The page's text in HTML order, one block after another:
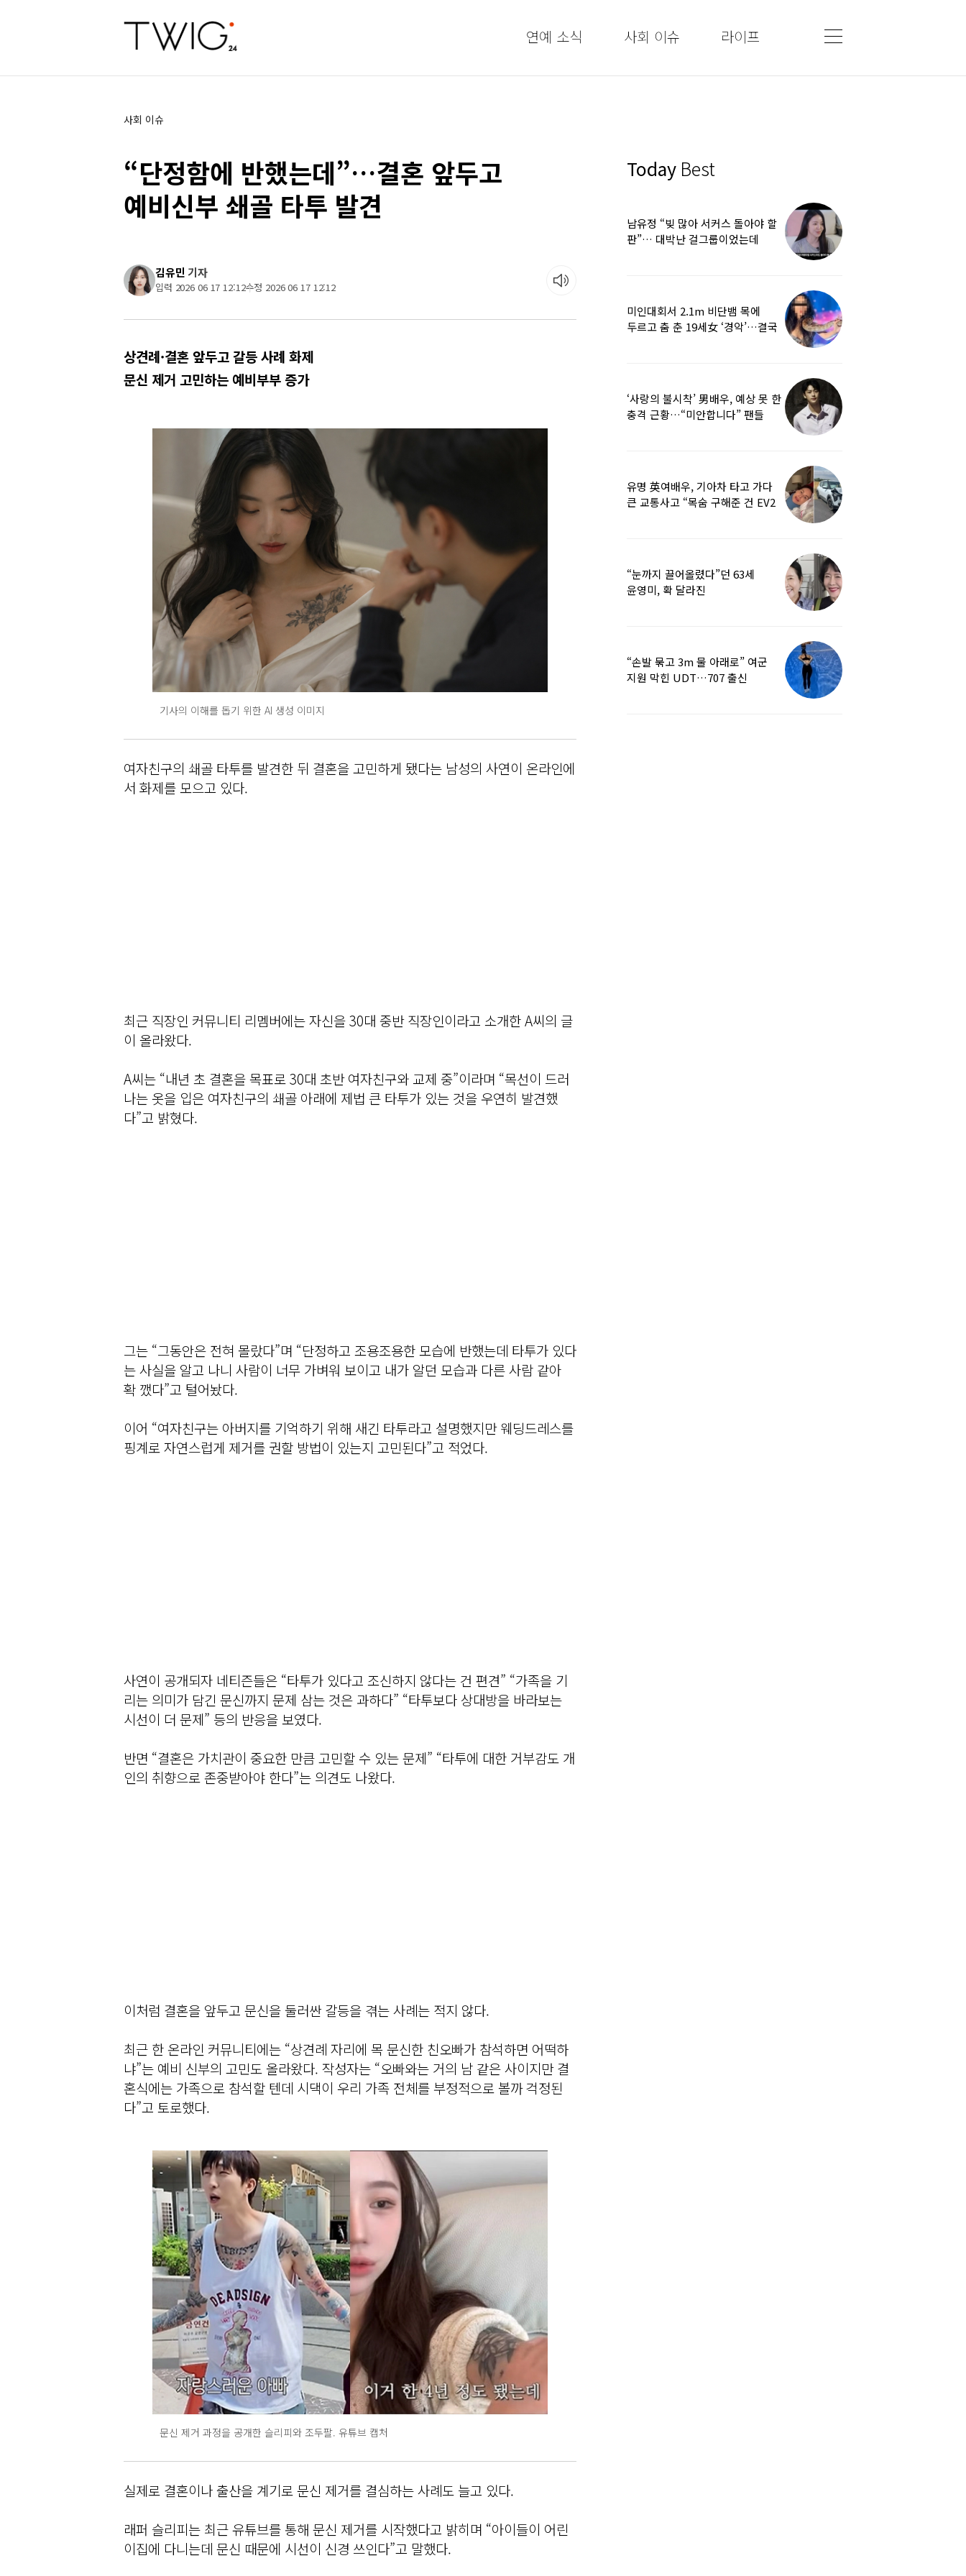
연예 소식 사회 이슈 라이프
사회 이슈
“단정함에 반했는데”…결혼 앞두고
예비신부 쇄골 타투 발견
김유민 기자
입력 2026 06 17 12:12수정 2026 06 17 12:12
상견례·결혼 앞두고 갈등 사례 화제
문신 제거 고민하는 예비부부 증가
기사의 이해를 돕기 위한 AI 생성 이미지
여자친구의 쇄골 타투를 발견한 뒤 결혼을 고민하게 됐다는 남성의 사연이 온라인에
서 화제를 모으고 있다.
최근 직장인 커뮤니티 리멤버에는 자신을 30대 중반 직장인이라고 소개한 A씨의 글
이 올라왔다.
A씨는 “내년 초 결혼을 목표로 30대 초반 여자친구와 교제 중”이라며 “목선이 드러
나는 옷을 입은 여자친구의 쇄골 아래에 제법 큰 타투가 있는 것을 우연히 발견했
다”고 밝혔다.
그는 “그동안은 전혀 몰랐다”며 “단정하고 조용조용한 모습에 반했는데 타투가 있다
는 사실을 알고 나니 사람이 너무 가벼워 보이고 내가 알던 모습과 다른 사람 같아
확 깼다”고 털어놨다.
이어 “여자친구는 아버지를 기억하기 위해 새긴 타투라고 설명했지만 웨딩드레스를
핑계로 자연스럽게 제거를 권할 방법이 있는지 고민된다”고 적었다.
사연이 공개되자 네티즌들은 “타투가 있다고 조신하지 않다는 건 편견” “가족을 기
리는 의미가 담긴 문신까지 문제 삼는 것은 과하다” “타투보다 상대방을 바라보는
시선이 더 문제” 등의 반응을 보였다.
반면 “결혼은 가치관이 중요한 만큼 고민할 수 있는 문제” “타투에 대한 거부감도 개
인의 취향으로 존중받아야 한다”는 의견도 나왔다.
이처럼 결혼을 앞두고 문신을 둘러싼 갈등을 겪는 사례는 적지 않다.
최근 한 온라인 커뮤니티에는 “상견례 자리에 목 문신한 친오빠가 참석하면 어떡하
냐”는 예비 신부의 고민도 올라왔다. 작성자는 “오빠와는 거의 남 같은 사이지만 결
혼식에는 가족으로 참석할 텐데 시댁이 우리 가족 전체를 부정적으로 볼까 걱정된
다”고 토로했다.
문신 제거 과정을 공개한 슬리피와 조두팔. 유튜브 캡처
실제로 결혼이나 출산을 계기로 문신 제거를 결심하는 사례도 늘고 있다.
래퍼 슬리피는 최근 유튜브를 통해 문신 제거를 시작했다고 밝히며 “아이들이 어린
이집에 다니는데 문신 때문에 시선이 신경 쓰인다”고 말했다.
Today Best
남유정 “빚 많아 서커스 돌아야 할
판”… 대박난 걸그룹이었는데
미인대회서 2.1m 비단뱀 목에
두르고 춤 춘 19세女 ‘경악’…결국
‘사랑의 불시착’ 男배우, 예상 못 한
충격 근황…“미안합니다” 팬들
유명 英여배우, 기아차 타고 가다
큰 교통사고 “목숨 구해준 건 EV2
“눈까지 끌어올렸다”던 63세
윤영미, 확 달라진
“손발 묶고 3m 물 아래로” 여군
지원 막힌 UDT…707 출신